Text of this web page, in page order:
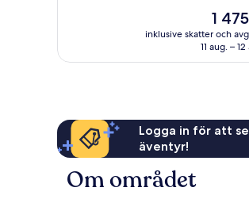
Priset
är
1 475 kr
1
inklusive skatter och
11 aug. –
Logga in för att
äventyr!
Om området